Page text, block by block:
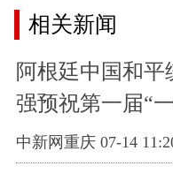
相关新闻
阿根廷中国和
强预祝第一届“
作发展大会取得
中新网重庆 07-14